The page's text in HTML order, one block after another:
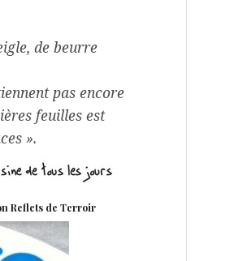
de beurre
pas encore
feuilles est
».
Reflets de Terroir